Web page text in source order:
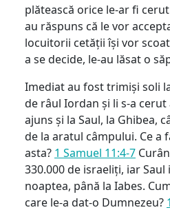
plătească orice le-ar fi
au răspuns că le vor
locuitorii cetății își vor
a se decide, le-au lăsat o
Imediat au fost trimiși soli
de râul Iordan și li s-a
ajuns și la Saul, la Ghibea,
de la aratul câmpului. Ce a
asta? 1 Samuel 11:4-7
330.000 de israeliți, iar
noaptea, până la Iabes.
care le-a dat-o Dumnezeu?